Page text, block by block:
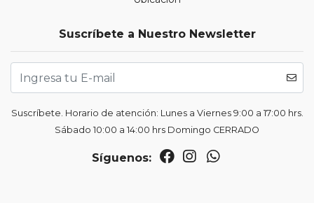
Suscríbete a Nuestro Newsletter
Suscríbete. Horario de atención: Lunes a Viernes 9:00 a 17:00 hrs.
Sábado 10:00 a 14:00 hrs Domingo CERRADO
Síguenos: